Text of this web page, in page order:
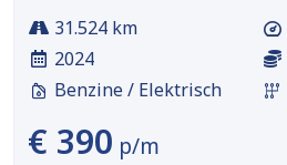
31.524 km
2024
Benzine / Elektrisch
€ 390 p/m